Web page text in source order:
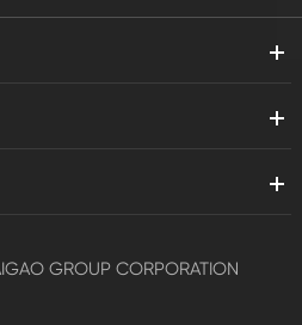
GROUP CORPORATION